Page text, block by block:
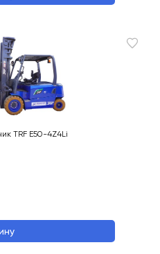
TRF E50-4Z4Li